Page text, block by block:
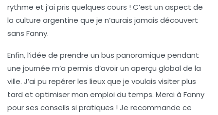
rythme et j’ai pris quelques cours ! C’est un aspect de
la culture argentine que je n’aurais jamais découvert
sans Fanny.
Enfin, l’idée de prendre un bus panoramique pendant
une journée m’a permis d’avoir un aperçu global de la
ville. J’ai pu repérer les lieux que je voulais visiter plus
tard et optimiser mon emploi du temps. Merci à Fanny
pour ses conseils si pratiques ! Je recommande ce